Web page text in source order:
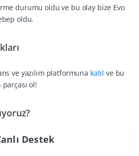
durumu oldu ve bu olay bize Evo
oldu.
ve yazılım platformuna katıl ve bu
ol!
Destek